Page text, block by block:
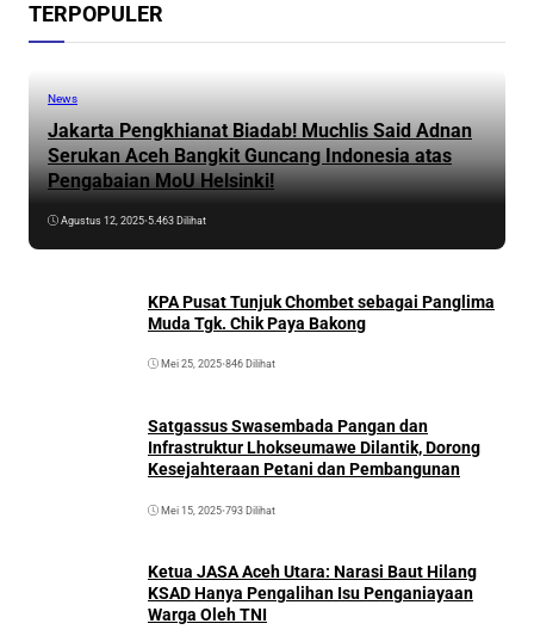
TERPOPULER
News
Jakarta Pengkhianat Biadab! Muchlis Said Adnan
Serukan Aceh Bangkit Guncang Indonesia atas
Pengabaian MoU Helsinki!
Agustus 12, 2025•5.463 Dilihat
KPA Pusat Tunjuk Chombet sebagai Panglima
Muda Tgk. Chik Paya Bakong
Mei 25, 2025•846 Dilihat
Satgassus Swasembada Pangan dan
Infrastruktur Lhokseumawe Dilantik, Dorong
Kesejahteraan Petani dan Pembangunan
Mei 15, 2025•793 Dilihat
Ketua JASA Aceh Utara: Narasi Baut Hilang
KSAD Hanya Pengalihan Isu Penganiayaan
Warga Oleh TNI